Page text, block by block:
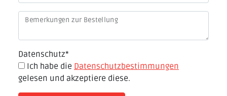
Bemerkungen zur Bestellung
Datenschutz*
Ich habe die Datenschutzbestimmungen
gelesen und akzeptiere diese.